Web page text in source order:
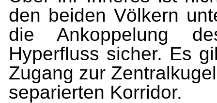
den beiden Völkern
die Ankoppelung
Hyperfluss sicher. Es
Zugang zur
separierten Korridor.